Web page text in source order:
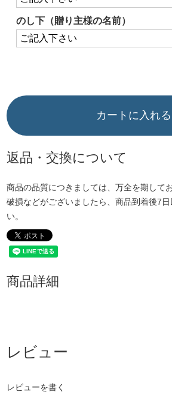
のし下（贈り主様の名前）
カートに入れる
返品・交換について
商品の品質につきましては、万全を期して
破損などがございましたら、商品到着後7
い。
レビューを書く
商品詳細